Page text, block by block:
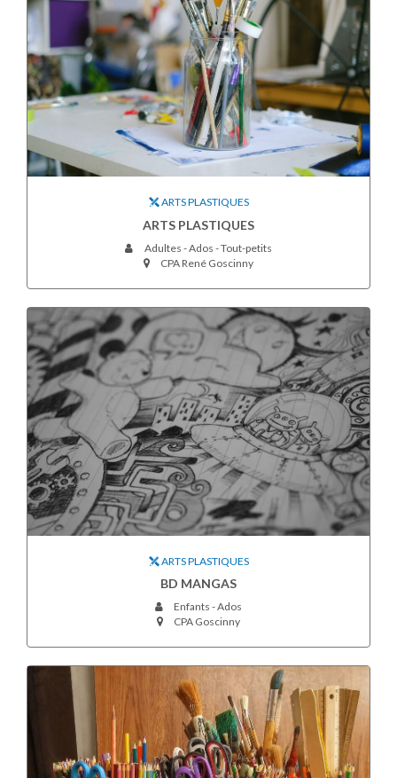
ARTS PLASTIQUES
ARTS PLASTIQUES
Adultes - Ados - Tout-petits
CPA René Goscinny
ARTS PLASTIQUES
BD MANGAS
Enfants - Ados
CPA Goscinny